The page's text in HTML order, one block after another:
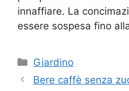
innaffiare. La
essere sospesa fino
Categorie
Giardino
Bere caffè senza